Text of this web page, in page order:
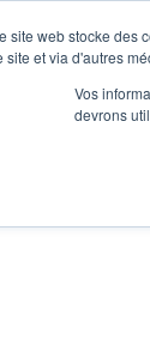
site web stocke des
site et via d'autres
Vos
devrons